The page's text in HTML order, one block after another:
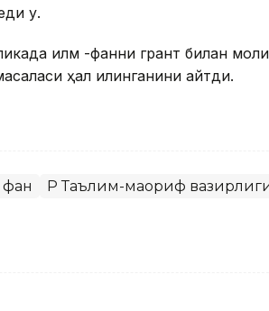
у.
илм -фанни грант билан
ҳал қилинганини айтди.
ҚР Таълим-маориф